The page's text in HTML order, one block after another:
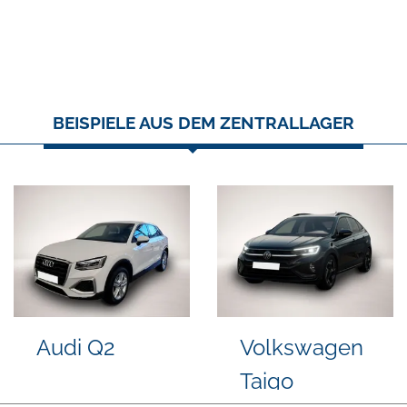
BEISPIELE AUS DEM ZENTRALLAGER
V60 Peugeot 308